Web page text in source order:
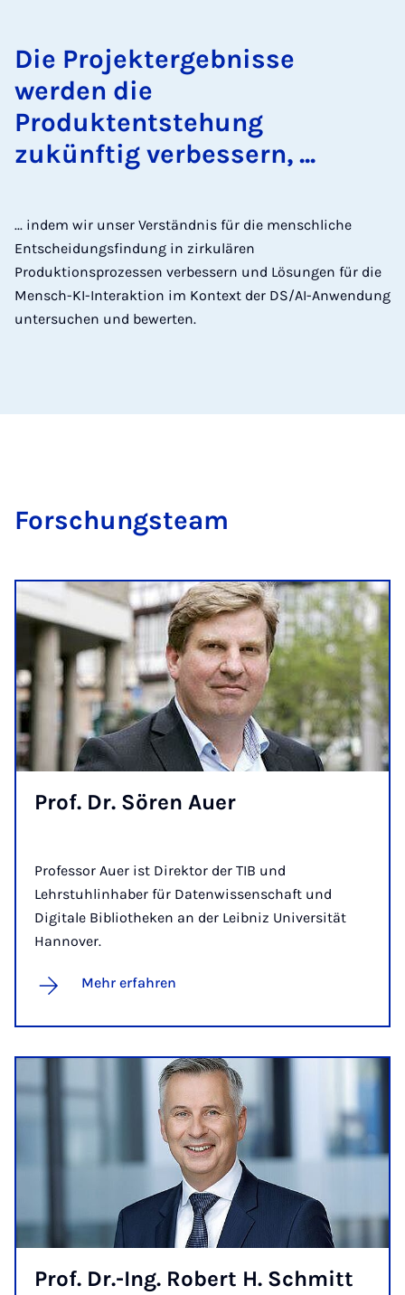
Die Projektergebnisse
werden die
Produktentstehung
zukünftig verbessern, ...
... indem wir unser Verständnis für die menschliche
Entscheidungsfindung in zirkulären
Produktionsprozessen verbessern und Lösungen für die
Mensch-KI-Interaktion im Kontext der DS/AI-Anwendung
untersuchen und bewerten.
For­schungs­team
Prof. Dr. Sö­ren Au­er
Professor Auer ist Direktor der TIB und
Lehrstuhlinhaber für Datenwissenschaft und
Digitale Bibliotheken an der Leibniz Universität
Hannover.
Mehr erfahren
Prof. Dr.-Ing. Ro­bert H. Schmitt